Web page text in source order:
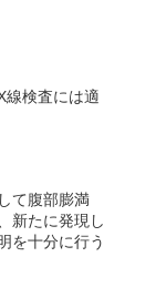
線検査には適
て腹部膨満
新たに発現し
を十分に行う